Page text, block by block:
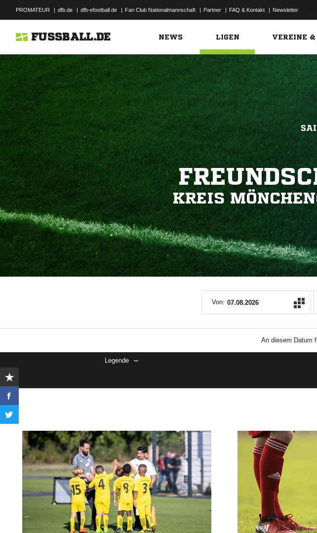
PROMATEUR | dfb.de | dfb-efootball.de | Fan Club Nationalmannschaft | Partner | FAQ & Kontakt | Newsletter
FUSSBALL.DE NEWS LIGEN VEREINE &
KREIS
Von:
An diesem Datum
Legende